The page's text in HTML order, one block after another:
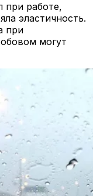
при работе,
эластичность.
при
могут